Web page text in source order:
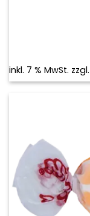
inkl. 7 % MwSt. zzgl.